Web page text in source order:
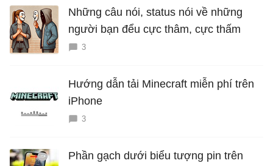
Những câu nói, status nói về những
người bạn đểu cực thâm, cực thấm
3
Hướng dẫn tải Minecraft miễn phí trên
iPhone
3
Phần gạch dưới biểu tượng pin trên